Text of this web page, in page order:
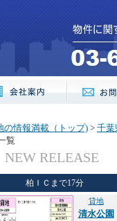
の情報満載（トップ) > 千葉
覧
NEW RELEASE
柏ＩＣまで17分
貸地
清水公園